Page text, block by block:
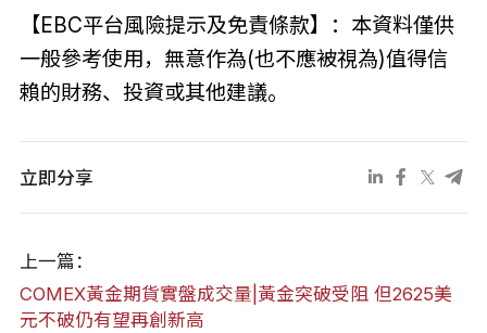
【EBC平台風險提示及免責條款】：本資料僅供
一般參考使用，無意作為(也不應被視為)值得信
賴的財務、投資或其他建議。
立即分享
上一篇：
COMEX黃金期貨實盤成交量|黃金突破受阻 但2625美
元不破仍有望再創新高